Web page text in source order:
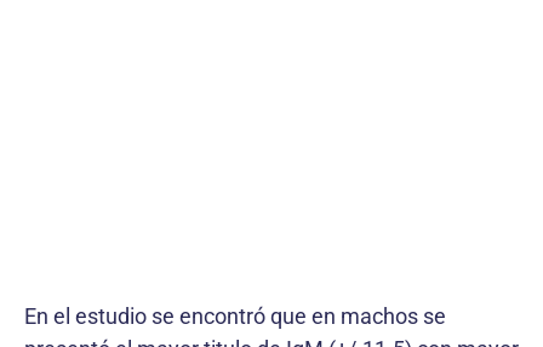
En el estudio se encontró que en machos se